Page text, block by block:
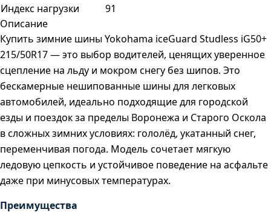
Индекс нагрузки
91
Описание
Купить зимние шины Yokohama iceGuard Studless iG50+
215/50R17 — это выбор водителей, ценящих уверенное
сцепление на льду и мокром снегу без шипов. Это
бескамерные нешипованные шины для легковых
автомобилей, идеально подходящие для городской
езды и поездок за пределы Воронежа и Старого Оскола
в сложных зимних условиях: гололёд, укатанный снег,
переменчивая погода. Модель сочетает мягкую
ледовую цепкость и устойчивое поведение на асфальте
даже при минусовых температурах.
Преимущества